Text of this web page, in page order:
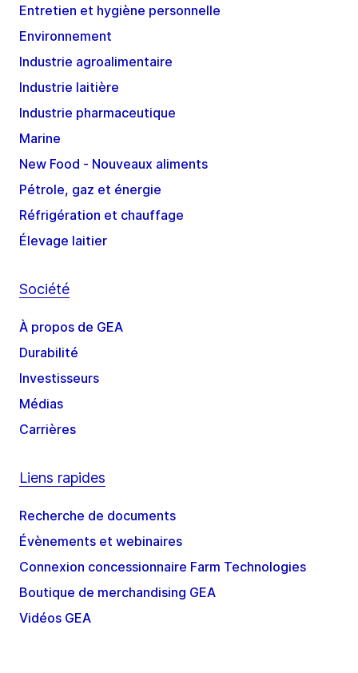
Entretien et hygiène personnelle
Environnement
Industrie agroalimentaire
Industrie laitière
Industrie pharmaceutique
Marine
New Food - Nouveaux aliments
Pétrole, gaz et énergie
Réfrigération et chauffage
Élevage laitier
Société
À propos de GEA
Durabilité
Investisseurs
Médias
Carrières
Liens rapides
Recherche de documents
Évènements et webinaires
Connexion concessionnaire Farm Technologies
Boutique de merchandising GEA
Vidéos GEA